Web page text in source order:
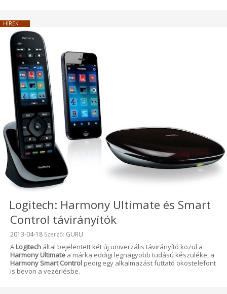
HÍREK
Logitech: Harmony Ultimate és Smart
Control távirányítók
Beküldve:
2013-04-18 Szerző: GURU
A Logitech által bejelentett két új univerzális távirányító közül a
Harmony Ultimate a márka eddigi legnagyobb tudású készüléke, a
Harmony Smart Control pedig egy alkalmazást futtató okostelefont
is bevon a vezérlésbe.